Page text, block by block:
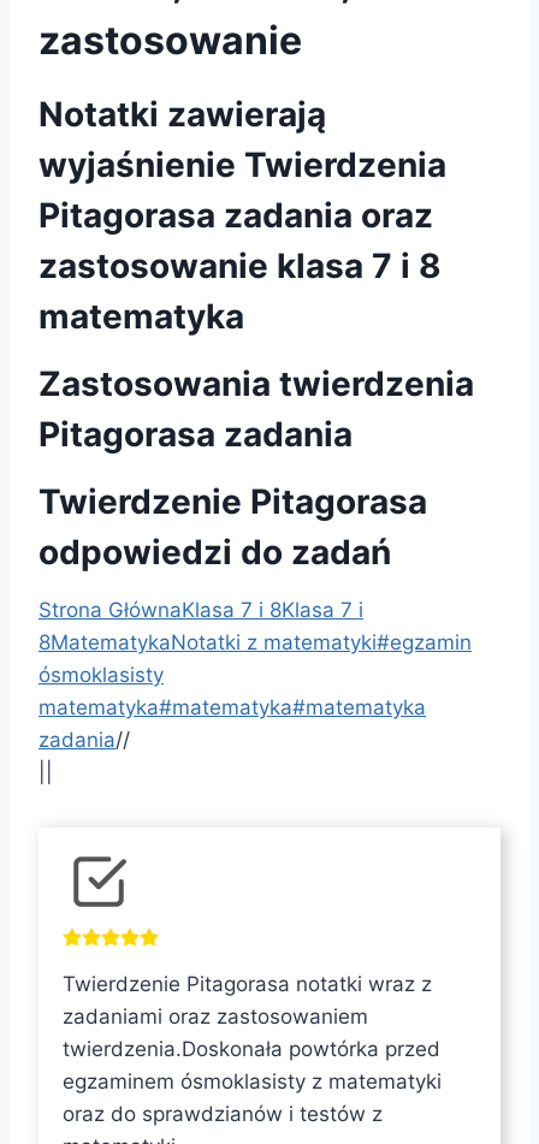
zastosowanie
Notatki zawierają
wyjaśnienie Twierdzenia
Pitagorasa zadania oraz
zastosowanie klasa 7 i 8
matematyka
Zastosowania twierdzenia
Pitagorasa zadania
Twierdzenie Pitagorasa
odpowiedzi do zadań
Strona GłównaKlasa 7 i 8Klasa 7 i
8MatematykaNotatki z matematyki#egzamin
ósmoklasisty
matematyka#matematyka#matematyka
zadania//
Twierdzenie Pitagorasa notatki wraz z
zadaniami oraz zastosowaniem
twierdzenia.Doskonała powtórka przed
egzaminem ósmoklasisty z matematyki
oraz do sprawdzianów i testów z